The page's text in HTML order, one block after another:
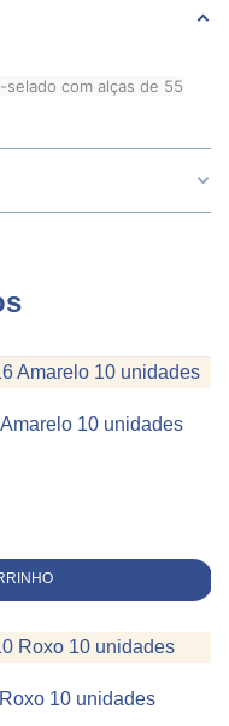
com alças de 55
48
38
85 10 unidades
10 unidades